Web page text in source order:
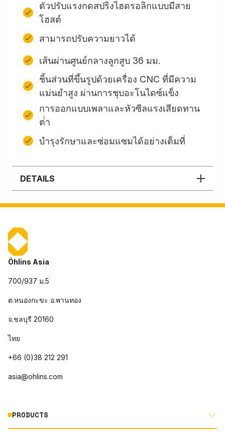
ตัวปรับแรงกดสปริงไฮดรอลิกแบบมีสาย
โฮสต์
สามารถปรับความยาวได้
เส้นผ่านศูนย์กลางลูกสูบ 36 มม.
ชิ้นส่วนที่ขึ้นรูปด้วยเครื่อง CNC ที่มีความ
แม่นยำสูง ผ่านการชุบอะโนไดซ์แข็ง
การออกแบบเพลาและหัวซีลแรงเสียดทาน
ต่ํา
บํารุงรักษาและซ่อมแซมได้อย่างเต็มที่
DETAILS
Öhlins Asia
700/937 ม.5
ต.หนองกะขะ อ.พานทอง
จ.ชลบุรี 20160
ไทย
+66 (0)38 212 291
asia@ohlins.com
PRODUCTS